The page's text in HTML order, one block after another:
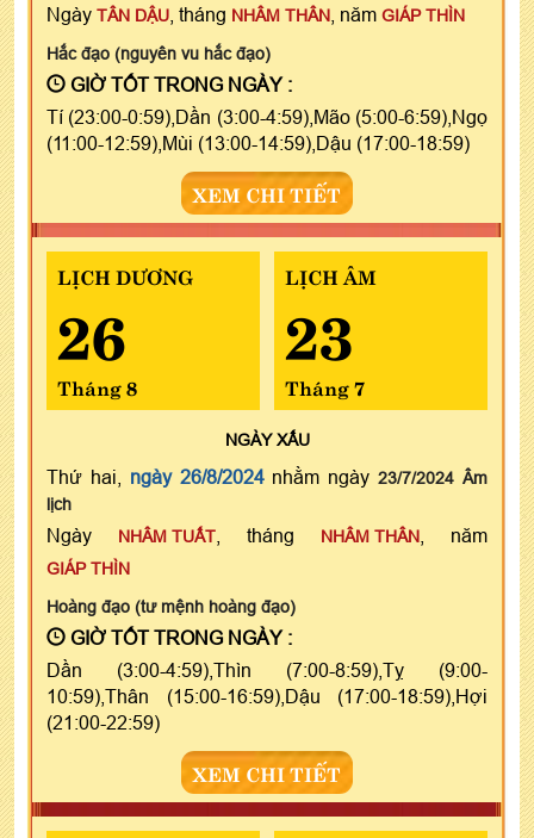
Ngày TÂN DẬU , tháng NHÂM THÂN , năm GIÁP THÌN
Hắc đạo (nguyên vu hắc đạo)
GIỜ TỐT TRONG NGÀY :
Tí (23:00-0:59),Dần (3:00-4:59),Mão (5:00-6:59),Ngọ
(11:00-12:59),Mùi (13:00-14:59),Dậu (17:00-18:59)
XEM CHI TIẾT
LỊCH DƯƠNG
26
Tháng 8
LỊCH ÂM
23
Tháng 7
NGÀYXẤU
Thứ hai, ngày 26/8/2024nhằm ngày23/7/2024 Âm
lịch
Ngày NHÂM TUẤT , tháng NHÂM THÂN , năm
GIÁP THÌN
Hoàng đạo (tư mệnh hoàng đạo)
GIỜ TỐT TRONG NGÀY :
Dần (3:00-4:59),Thìn (7:00-8:59),Tỵ (9:00-
10:59),Thân (15:00-16:59),Dậu (17:00-18:59),Hợi
(21:00-22:59)
XEM CHI TIẾT